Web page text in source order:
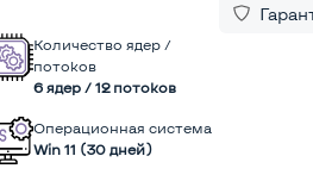
Количество ядер /
потоков
6 ядер / 12 потоков
Операционная система
Win 11 (30 дней)